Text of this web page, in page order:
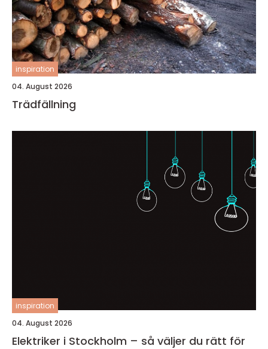
inspiration
04. August 2026
Trädfällning
inspiration
04. August 2026
Elektriker i Stockholm – så väljer du rätt för